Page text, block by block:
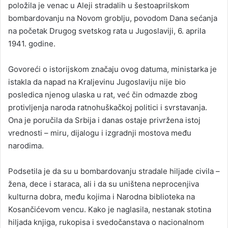
položila je venac u Aleji stradalih u šestoaprilskom
bombardovanju na Novom groblju, povodom Dana sećanja
na početak Drugog svetskog rata u Jugoslaviji, 6. aprila
1941. godine.
Govoreći o istorijskom značaju ovog datuma, ministarka je
istakla da napad na Kraljevinu Jugoslaviju nije bio
posledica njenog ulaska u rat, već čin odmazde zbog
protivljenja naroda ratnohuškačkoj politici i svrstavanja.
Ona je poručila da Srbija i danas ostaje privržena istoj
vrednosti – miru, dijalogu i izgradnji mostova među
narodima.
Podsetila je da su u bombardovanju stradale hiljade civila –
žena, dece i staraca, ali i da su uništena neprocenjiva
kulturna dobra, među kojima i Narodna biblioteka na
Kosančićevom vencu. Kako je naglasila, nestanak stotina
hiljada knjiga, rukopisa i svedočanstava o nacionalnom